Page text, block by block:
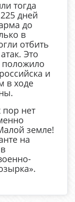
тогда
дней
до
в
отбить
Это
положило
и
в ходе
пор нет
земле!
на